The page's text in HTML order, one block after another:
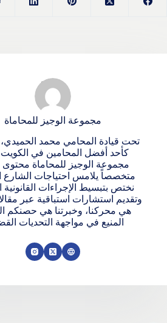
مجموعة الوجيز للمحاماة
تحت قيادة المحامي محمد
كأحد أفضل المحامين في
مجموعة الوجيز للمحاماة محتوى
متخصصاً يلامس احتياجات الشارع
نختص بتبسيط الإجراءات القانونية
وتقديم استشارات استباقية عبر
هي محركنا، وخبرتنا هي حصنكم
المنيع في مواجهة التحديات